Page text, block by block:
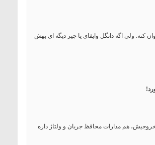
کنه. ولی اگه دانگل وایفای یا چیز دیگه ای بهش
و لیتیم پلیمری داره که بهش اجازه میده سلول خود پاوربانک رو شارژ کنه،و هم بوستر 5 ولت داره برای خروجیش، هم مدارات محافظ جریان و ولتاژ داره